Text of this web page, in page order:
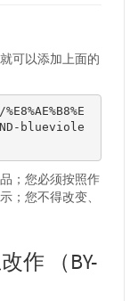
可以添加上面的
ND-blueviole
；您必须按照作
；您不得改变、
作 （BY-